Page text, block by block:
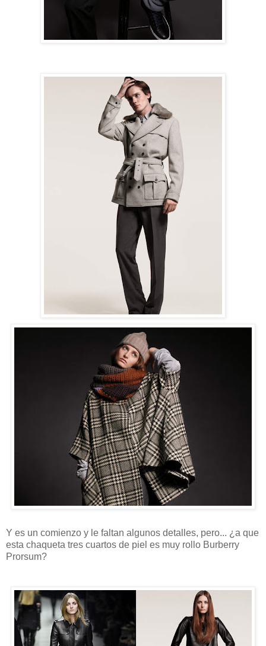
Y es un comienzo y le faltan algunos detalles, pero... ¿a que
esta chaqueta tres cuartos de piel es muy rollo Burberry
Prorsum?